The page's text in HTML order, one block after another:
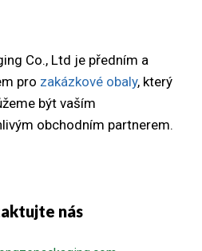
Co., Ltd je předním a
pro zakázkové obaly, který
být vaším
obchodním partnerem.
nás